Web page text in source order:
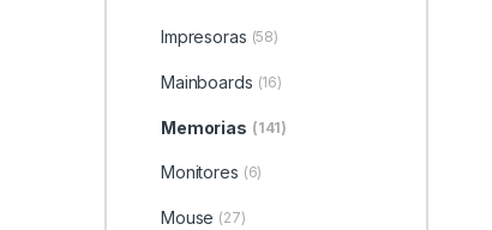
Impresoras (58)
Mainboards (16)
Memorias (141)
Monitores (6)
Mouse (27)